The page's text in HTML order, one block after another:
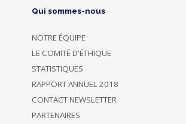
Qui sommes-nous
NOTRE ÉQUIPE
LE COMITÉ D'ÉTHIQUE
STATISTIQUES
RAPPORT ANNUEL 2018
CONTACT NEWSLETTER
PARTENAIRES